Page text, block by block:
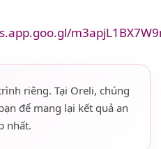
riêng. Tại Oreli, chúng
để mang lại kết quả an
nhất.